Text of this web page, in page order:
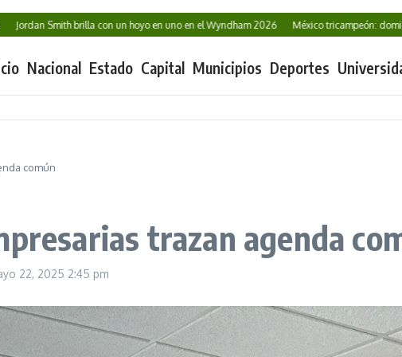
Smith brilla con un hoyo en uno en el Wyndham 2026 México tricampeón: domina
Nacional Estado Capital Municipios Deportes
común
trazan agenda
22, 2025 2:45 pm